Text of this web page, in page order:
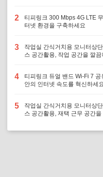
2
티피링크 300 Mbps 4G LTE
터넷 환경을 구축하세요
3
작업실 간식거치용 모니터상
스 공간활용, 작업 공간을 깔
4
티피링크 듀얼 밴드 Wi-Fi 7
안의 인터넷 속도를 혁신하세
5
작업실 간식거치용 모니터상
스 공간활용, 재택 근무 공간